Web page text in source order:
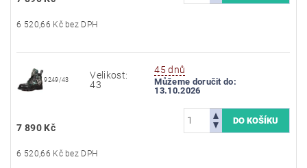
6 520,66 Kč bez DPH
9249/43
Velikost:
43
45 dnů
Můžeme doručit do:
13.10.2026
7 890 Kč
6 520,66 Kč bez DPH